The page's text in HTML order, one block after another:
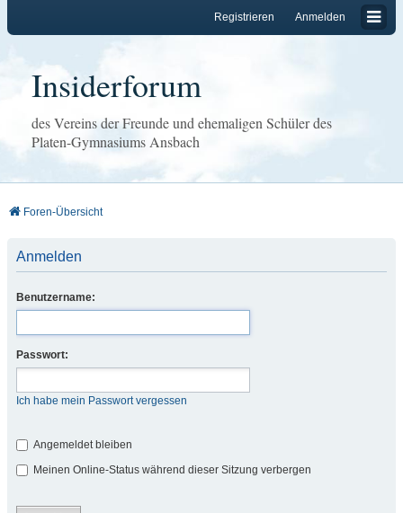
Anmelden
Registrieren
Insiderforum
des Vereins der Freunde und ehemaligen Schüler des
Platen-Gymnasiums Ansbach
Foren-Übersicht
Anmelden
Benutzername:
Passwort:
Ich habe mein Passwort vergessen
Angemeldet bleiben
Meinen Online-Status während dieser Sitzung verbergen